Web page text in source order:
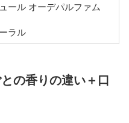
ール オーデパルファム
ラル
の香りの違い＋口